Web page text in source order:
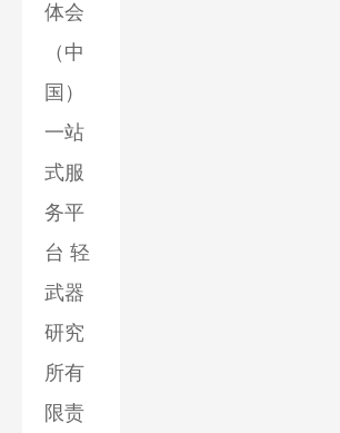
体会
（中
国）
一站
式服
务平
台 轻
武器
研究
所有
限责